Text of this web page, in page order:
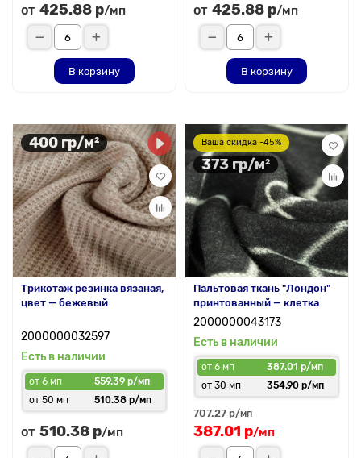
от 425.88 р/мп
В корзину
от 425.88 р/мп
В корзину
400 гр/м²
Трикотаж резинка вязаная,
цвет — бежевый
2000000032597
Есть в наличии
от 6 мп
559.39 р/мп
от 50 мп
510.38 р/мп
от 510.38 р/мп
Ваша скидка -45%
373 гр/м²
Пальтовая ткань "Лондон"
принтованный — клетка
2000000043173
Есть в наличии
от 6 мп
387.01 р/мп
от 30 мп
354.90 р/мп
707.27 р/мп
387.01 р/мп